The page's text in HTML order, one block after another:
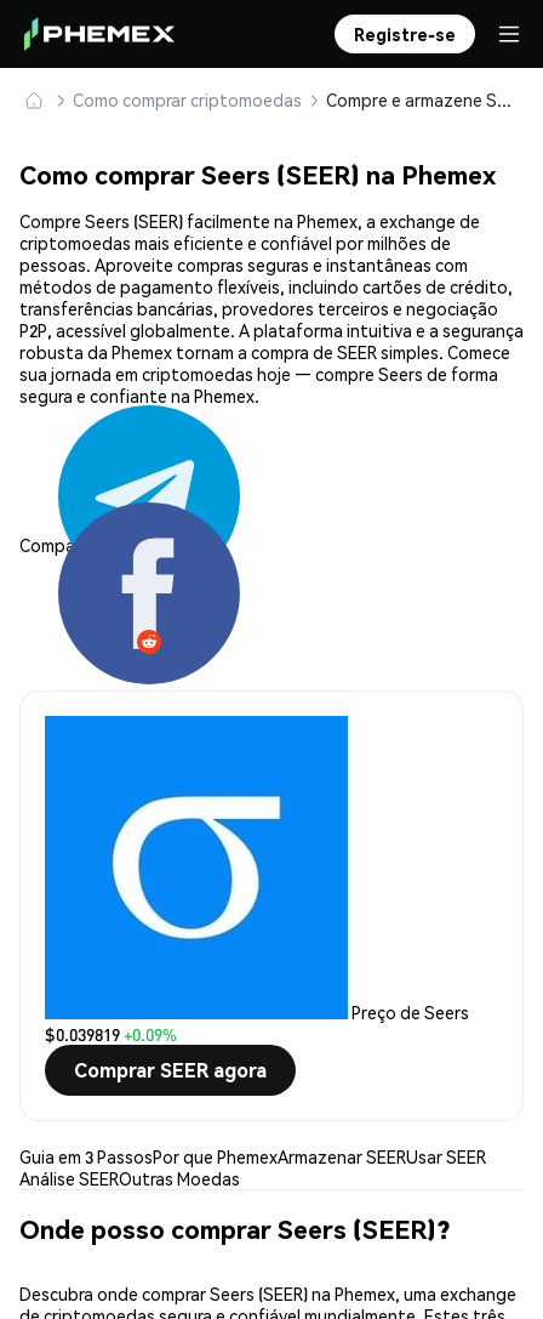
Registre-se
Como comprar criptomoedas Compre e armazene Seers (SEER) com segurança
Como comprar Seers (SEER) na Phemex
Compre Seers (SEER) facilmente na Phemex, a exchange de
criptomoedas mais eficiente e confiável por milhões de
pessoas. Aproveite compras seguras e instantâneas com
métodos de pagamento flexíveis, incluindo cartões de crédito,
transferências bancárias, provedores terceiros e negociação
P2P, acessível globalmente. A plataforma intuitiva e a segurança
robusta da Phemex tornam a compra de SEER simples. Comece
sua jornada em criptomoedas hoje — compre Seers de forma
segura e confiante na Phemex.
Compartilhar:
Preço de Seers
$0.039819+0.09%
Comprar SEER agora
Guia em 3 PassosPor que PhemexArmazenar SEERUsar SEER
Análise SEEROutras Moedas
Onde posso comprar Seers (SEER)?
Descubra onde comprar Seers (SEER) na Phemex, uma exchange